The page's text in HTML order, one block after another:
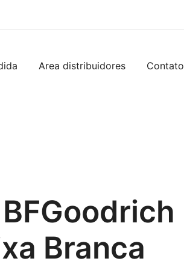
Area distribuidores Contato
Branca